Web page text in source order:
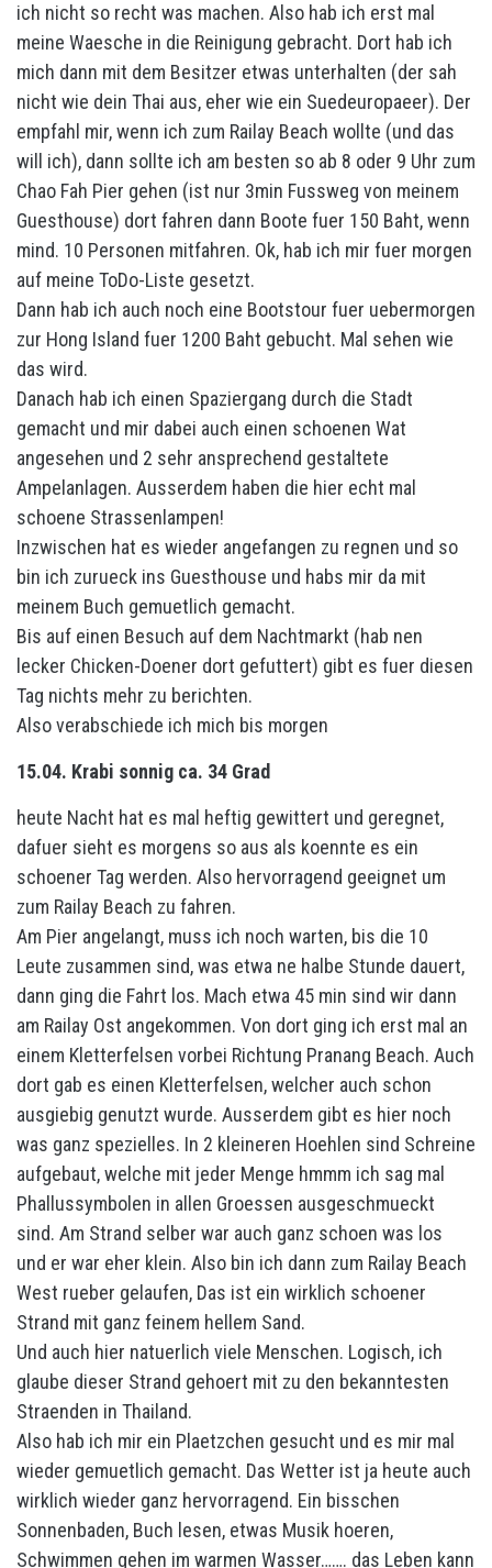
ich nicht so recht was machen. Also hab ich erst mal
meine Waesche in die Reinigung gebracht. Dort hab ich
mich dann mit dem Besitzer etwas unterhalten (der sah
nicht wie dein Thai aus, eher wie ein Suedeuropaeer). Der
empfahl mir, wenn ich zum Railay Beach wollte (und das
will ich), dann sollte ich am besten so ab 8 oder 9 Uhr zum
Chao Fah Pier gehen (ist nur 3min Fussweg von meinem
Guesthouse) dort fahren dann Boote fuer 150 Baht, wenn
mind. 10 Personen mitfahren. Ok, hab ich mir fuer morgen
auf meine ToDo-Liste gesetzt.
Dann hab ich auch noch eine Bootstour fuer uebermorgen
zur Hong Island fuer 1200 Baht gebucht. Mal sehen wie
das wird.
Danach hab ich einen Spaziergang durch die Stadt
gemacht und mir dabei auch einen schoenen Wat
angesehen und 2 sehr ansprechend gestaltete
Ampelanlagen. Ausserdem haben die hier echt mal
schoene Strassenlampen!
Inzwischen hat es wieder angefangen zu regnen und so
bin ich zurueck ins Guesthouse und habs mir da mit
meinem Buch gemuetlich gemacht.
Bis auf einen Besuch auf dem Nachtmarkt (hab nen
lecker Chicken-Doener dort gefuttert) gibt es fuer diesen
Tag nichts mehr zu berichten.
Also verabschiede ich mich bis morgen
15.04. Krabi sonnig ca. 34 Grad
heute Nacht hat es mal heftig gewittert und geregnet,
dafuer sieht es morgens so aus als koennte es ein
schoener Tag werden. Also hervorragend geeignet um
zum Railay Beach zu fahren.
Am Pier angelangt, muss ich noch warten, bis die 10
Leute zusammen sind, was etwa ne halbe Stunde dauert,
dann ging die Fahrt los. Mach etwa 45 min sind wir dann
am Railay Ost angekommen. Von dort ging ich erst mal an
einem Kletterfelsen vorbei Richtung Pranang Beach. Auch
dort gab es einen Kletterfelsen, welcher auch schon
ausgiebig genutzt wurde. Ausserdem gibt es hier noch
was ganz spezielles. In 2 kleineren Hoehlen sind Schreine
aufgebaut, welche mit jeder Menge hmmm ich sag mal
Phallussymbolen in allen Groessen ausgeschmueckt
sind. Am Strand selber war auch ganz schoen was los
und er war eher klein. Also bin ich dann zum Railay Beach
West rueber gelaufen, Das ist ein wirklich schoener
Strand mit ganz feinem hellem Sand.
Und auch hier natuerlich viele Menschen. Logisch, ich
glaube dieser Strand gehoert mit zu den bekanntesten
Straenden in Thailand.
Also hab ich mir ein Plaetzchen gesucht und es mir mal
wieder gemuetlich gemacht. Das Wetter ist ja heute auch
wirklich wieder ganz hervorragend. Ein bisschen
Sonnenbaden, Buch lesen, etwas Musik hoeren,
Schwimmen gehen im warmen Wasser……. das Leben kann